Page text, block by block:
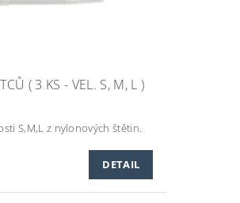
( 3 KS - VEL. S, M, L )
S,M,L z nylonových štětin.
DETAIL